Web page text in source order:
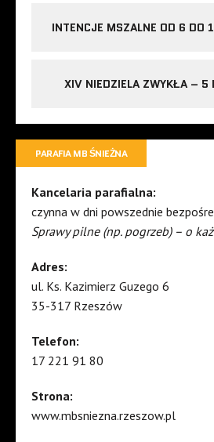
INTENCJE MSZALNE OD 6 DO
XIV NIEDZIELA ZWYKŁA – 5
PARAFIA MB ŚNIEŻNA
Kancelaria parafialna:
czynna w dni powszednie
Sprawy pilne (np. pogrzeb) – o
Adres:
ul. Ks. Kazimierz Guzego 6
35-317 Rzeszów
Telefon:
17 221 91 80
Strona:
www.mbsniezna.rzeszow.pl